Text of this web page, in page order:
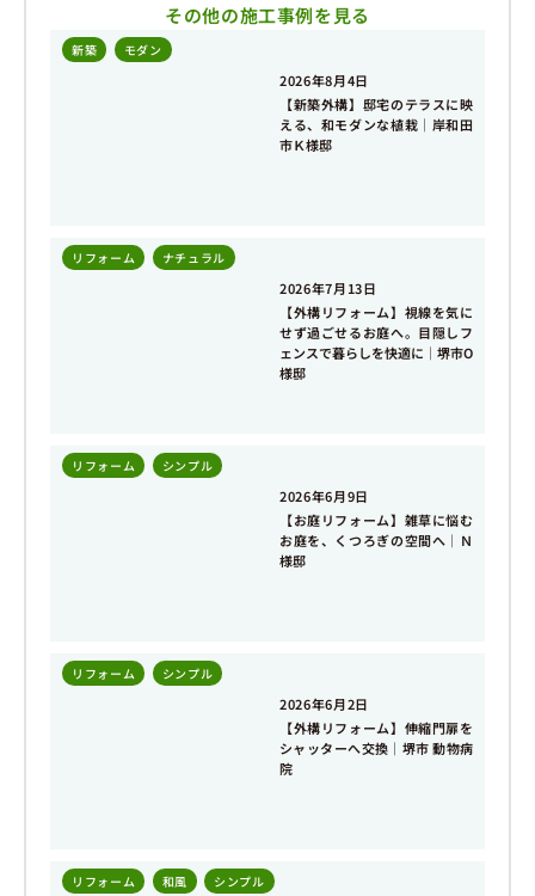
その他の施工事例を見る
新築 モダン
2026年8月4日
【新築外構】邸宅のテラスに映
える、和モダンな植栽｜岸和田
市Ｋ様邸
リフォーム ナチュラル
2026年7月13日
【外構リフォーム】視線を気に
せず過ごせるお庭へ。目隠しフ
ェンスで暮らしを快適に｜堺市O
様邸
リフォーム シンプル
2026年6月9日
【お庭リフォーム】雑草に悩む
お庭を、くつろぎの空間へ｜Ｎ
様邸
リフォーム シンプル
2026年6月2日
【外構リフォーム】伸縮門扉を
シャッターへ交換｜堺市 動物病
院
リフォーム 和風 , シンプル